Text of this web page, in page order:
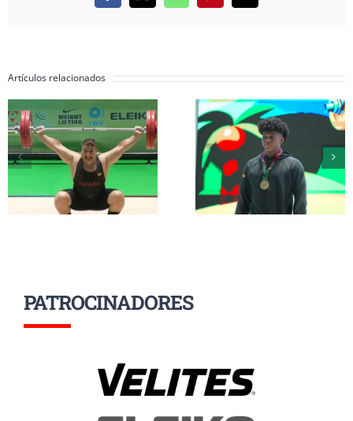
Artículos relacionados
Erik Guadamud
conquista el oro
mundial en
arrancada y dos
platas en
Colombia
Inés Conde y
Mendizábal
completan su
participación
el Mundial
17 a la espera
grupo A
PATROCINADORES